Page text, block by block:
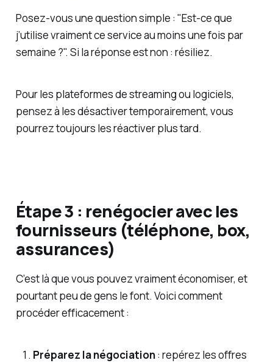
Posez-vous une question simple : "Est-ce que
j’utilise vraiment ce service au moins une fois par
semaine ?". Si la réponse est non : résiliez.
Pour les plateformes de streaming ou logiciels,
pensez à les désactiver temporairement, vous
pourrez toujours les réactiver plus tard.
Étape 3 : renégocier avec les
fournisseurs (téléphone, box,
assurances)
C’est là que vous pouvez vraiment économiser, et
pourtant peu de gens le font. Voici comment
procéder efficacement :
Préparez la négociation: repérez les offres